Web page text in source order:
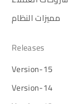
مميزات النظام
Releases
Version-15
Version-14